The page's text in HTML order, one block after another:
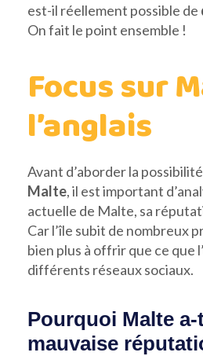
est-il réellement possible de
On fait le point ensemble !
Focus sur
l’anglais
Avant d’aborder la
Malte, il est important
actuelle de Malte, sa
Car l’île subit de nombreux
bien plus à offrir que ce que
différents réseaux sociaux.
Pourquoi Malte
mauvaise